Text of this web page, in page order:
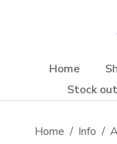
Home
Stock out
Tu sei qui:
Home Info